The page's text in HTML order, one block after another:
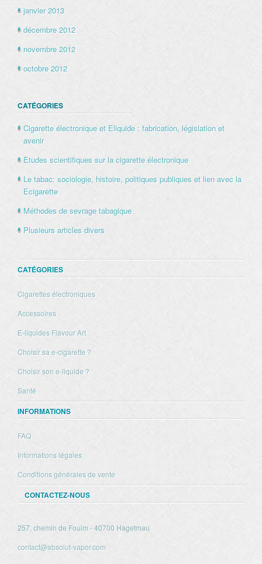
janvier 2013
décembre 2012
novembre 2012
octobre 2012
CATÉGORIES
Cigarette électronique et Eliquide : fabrication, législation et
avenir
Etudes scientifiques sur la cigarette électronique
Le tabac: sociologie, histoire, politiques publiques et lien avec la
Ecigarette
Méthodes de sevrage tabagique
Plusieurs articles divers
CATÉGORIES
Cigarettes électroniques
Accessoires
E-liquides Flavour Art
Choisir sa e-cigarette ?
Choisir son e-liquide ?
Santé
INFORMATIONS
FAQ
Informations légales
Conditions générales de vente
CONTACTEZ-NOUS
257, chemin de Fouim - 40700 Hagetmau
contact@absolut-vapor.com